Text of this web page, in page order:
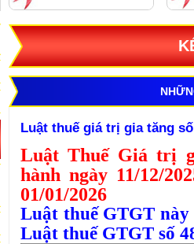
Luật thuế giá trị gia tăng số
Luật Thuế Giá trị
hành ngày 11/12/
01/01/2026
Luật thuế GTGT này
Luật thuế GTGT số